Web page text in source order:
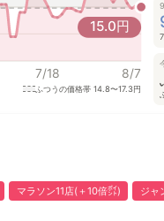
7/18 8/7
15.0円
ふつうの価格帯14.8〜17.3円
マラソン11店(＋10倍㌽) ジャ